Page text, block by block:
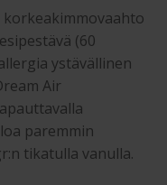
korkeakimmovaahto
(60
ystävällinen
Air
paremmin
tikatulla vanulla.